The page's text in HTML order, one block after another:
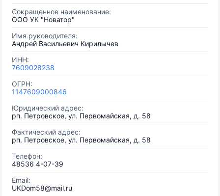
Сокращенное наименование:
ООО УК "Новатор"
Имя руководителя:
Андрей Васильевич Кирилычев
ИНН:
7609028238
ОГРН:
1147609000846
Юридический адрес:
рп. Петровское, ул. Первомайская, д. 58
Фактический адрес:
рп. Петровское, ул. Первомайская, д. 58
Телефон:
48536 4-07-39
Email:
UKDom58@mail.ru